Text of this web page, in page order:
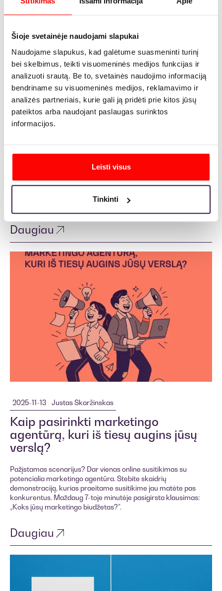
Šioje svetainėje naudojami slapukai
Naudojame slapukus, kad galėtume suasmeninti turinį
bei skelbimus, teikti visuomeninės medijos funkcijas ir
analizuoti srautą. Be to, svetainės naudojimo informaciją
bendriname su visuomeninės medijos, reklamavimo ir
analizės partneriais, kurie gali ją pridėti prie kitos jūsų
pateiktos arba naudojant paslaugas surinktos
informacijos.
Leisti visus
Tinkinti
2026-01-19 Aurimas Skaržinskas
E-E-A-T: kaip „Google“ kokybės
standartas gali padėti SEO?
Šiandien internetinėje erdvėje, kur informacijos kiekis auga
sparčiai ir nekontroliuojamai, vartotojų pasitikėjimas jau tapo
reputaciją. Dėl šios priežasties, „Google“ savo algoritmuose jau
kuris laikas ypatingą dėmesį skiria ne tik raktažodžių tikslumui,
bet ir turinio kokybei, kuri šiandien ir nulemia vartotojų
minima santrumpa E-E-A-T. Tai – kokybės standartas,
patikimas ir naudingas vartotojams.
Daugiau
2025-11-13 Justas Skaržinskas
Kaip pasirinkti marketingo
agentūrą, kuri iš tiesų augins jūsų
verslą?
Pažįstamas scenarijus? Dar vienas online susitikimas su
potencialia marketingo agentūra. Stebite skaidrių
demonstraciją, kurias praeitame susitikime jau matėte pas
konkurentus. Maždaug 7-toje minutėje pasigirsta klausimas:
„Koks jūsų marketingo biudžetas?”.
Daugiau